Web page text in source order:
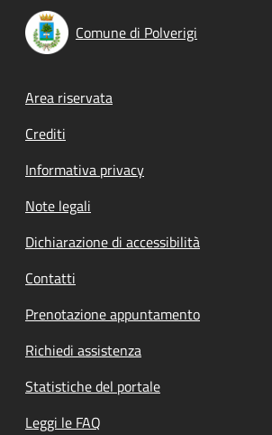
Comune di Polverigi
Footer menu
Area riservata
Crediti
Informativa privacy
Note legali
Dichiarazione di accessibilità
Contatti
Prenotazione appuntamento
Richiedi assistenza
Statistiche del portale
Leggi le FAQ